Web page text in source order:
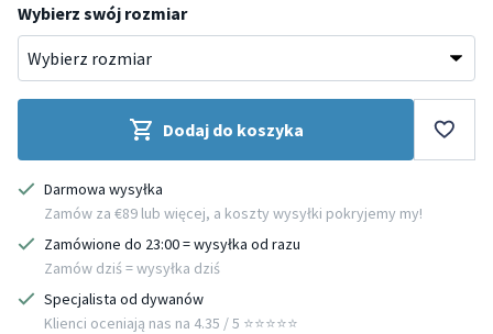
Wybierz swój rozmiar
Dodaj do koszyka
Darmowa wysyłka
Zamów za €89 lub więcej, a koszty wysyłki pokryjemy my!
Zamówione do 23:00 = wysyłka od razu
Zamów dziś = wysyłka dziś
Specjalista od dywanów
Klienci oceniają nas na 4.35 / 5 ⭐️⭐️⭐️⭐️⭐️